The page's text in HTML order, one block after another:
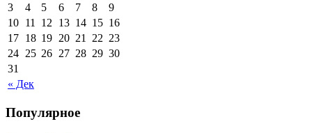
« Дек
3
4 5 6 7 8
9
10 11 12 13 14 15 16
17 18 19 20 21 22 23
24 25 26 27 28 29 30
31
Популярное